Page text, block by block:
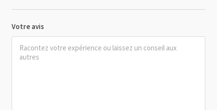
Votre avis